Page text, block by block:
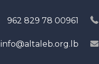
00961 78 829 962
info@altaleb.org.lb